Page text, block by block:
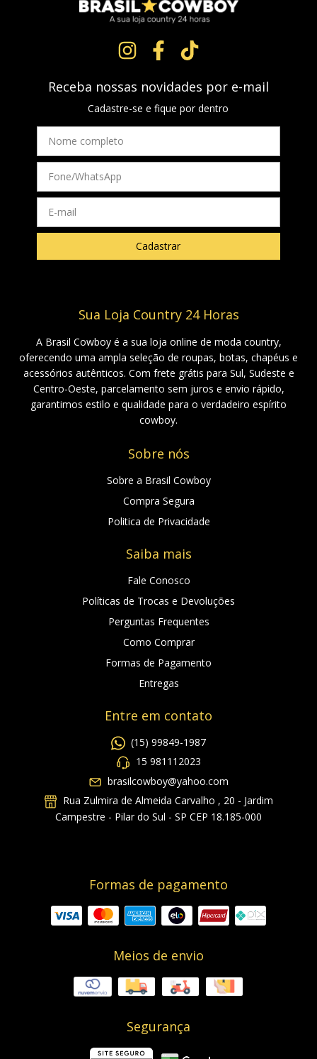
Receba nossas novidades por e-mail
Cadastre-se e fique por dentro
Sua Loja Country 24 Horas
A Brasil Cowboy é a sua loja online de moda country,
oferecendo uma ampla seleção de roupas, botas, chapéus e
acessórios autênticos. Com frete grátis para Sul, Sudeste e
Centro-Oeste, parcelamento sem juros e envio rápido,
garantimos estilo e qualidade para o verdadeiro espírito
cowboy.
Sobre nós
Sobre a Brasil Cowboy
Compra Segura
Politica de Privacidade
Saiba mais
Fale Conosco
Políticas de Trocas e Devoluções
Perguntas Frequentes
Como Comprar
Formas de Pagamento
Entregas
Entre em contato
(15) 99849-1987
15 981112023
brasilcowboy@yahoo.com
Rua Zulmira de Almeida Carvalho , 20 - Jardim
Campestre - Pilar do Sul - SP CEP 18.185-000
Formas de pagamento
Meios de envio
Segurança